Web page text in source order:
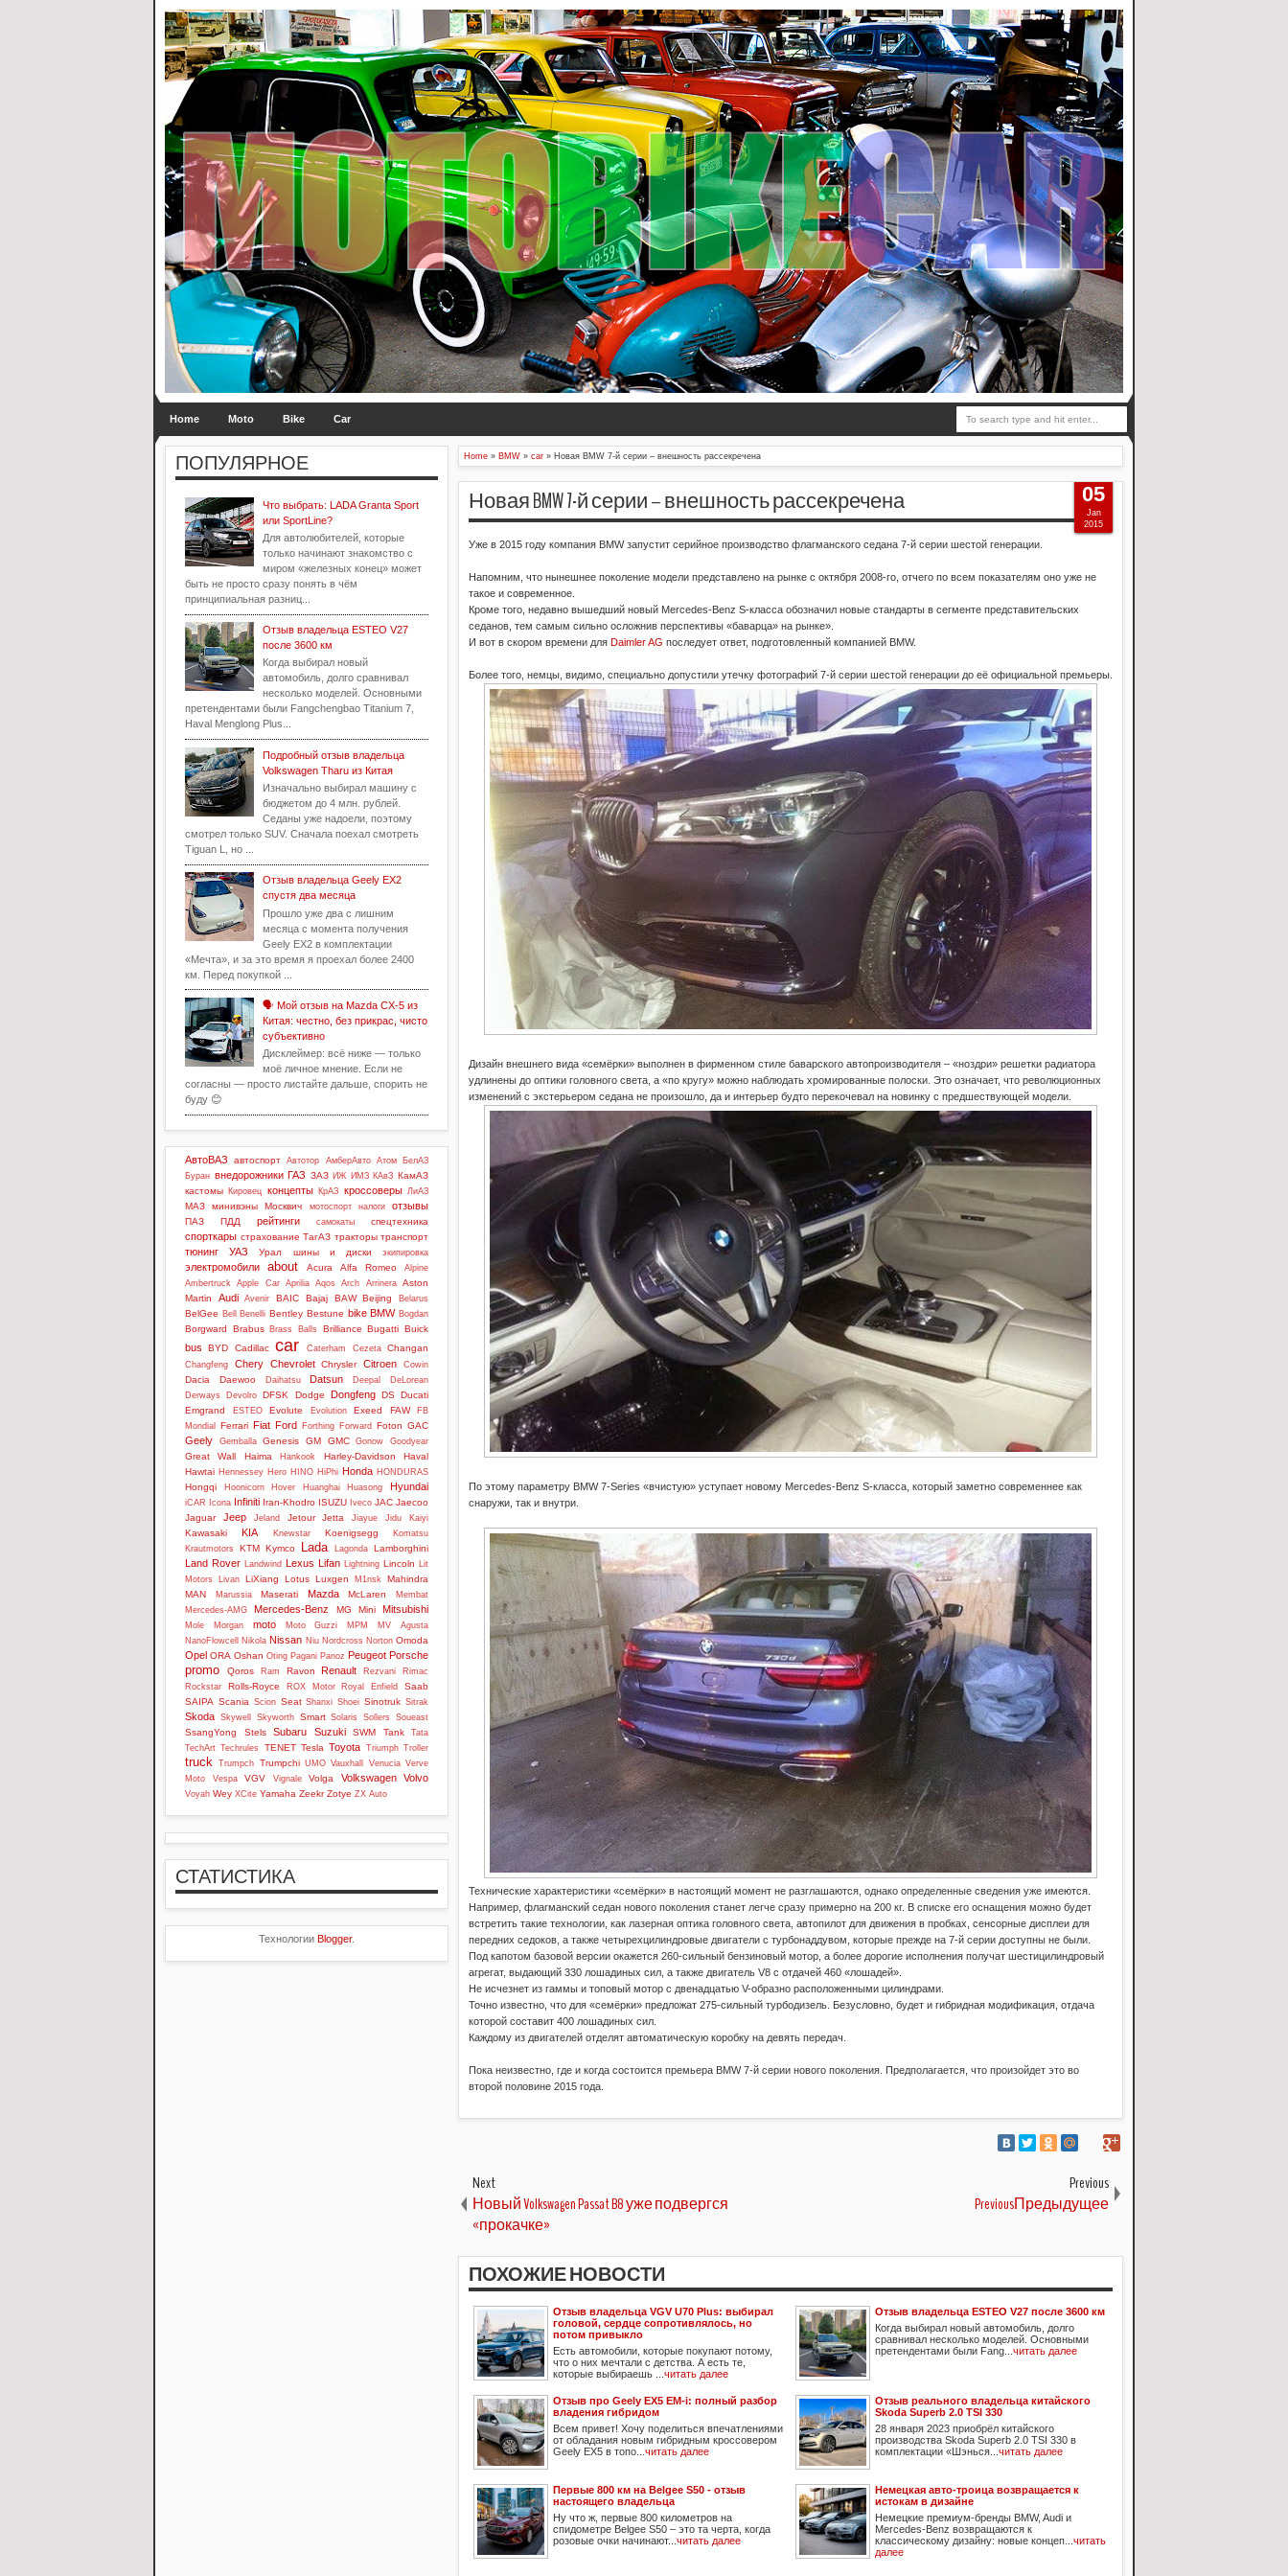
Home Moto Bike Car
Home » BMW » car » Новая BMW 7-й серии – внешность рассекречена
Новая BMW 7-й серии – внешность рассекречена
Уже в 2015 году компания BMW запустит серийное производство флагманского седана 7-й серии шестой генерации.
Напомним, что нынешнее поколение модели представлено на рынке с октября 2008-го, отчего по всем показателям оно уже не
такое и современное.
Кроме того, недавно вышедший новый Mercedes-Benz S-класса обозначил новые стандарты в сегменте представительских
седанов, тем самым сильно осложнив перспективы «баварца» на рынке».
И вот в скором времени для Daimler AG последует ответ, подготовленный компанией BMW.
Более того, немцы, видимо, специально допустили утечку фотографий 7-й серии шестой генерации до её официальной премьеры.
Дизайн внешнего вида «семёрки» выполнен в фирменном стиле баварского автопроизводителя – «ноздри» решетки радиатора
удлинены до оптики головного света, а «по кругу» можно наблюдать хромированные полоски. Это означает, что революционных
изменений с экстерьером седана не произошло, да и интерьер будто перекочевал на новинку с предшествующей модели.
По этому параметру BMW 7-Series «вчистую» уступает новому Mercedes-Benz S-класса, который заметно современнее как
снаружи, так и внутри.
Технические характеристики «семёрки» в настоящий момент не разглашаются, однако определенные сведения уже имеются.
Например, флагманский седан нового поколения станет легче сразу примерно на 200 кг. В списке его оснащения можно будет
встретить такие технологии, как лазерная оптика головного света, автопилот для движения в пробках, сенсорные дисплеи для
передних седоков, а также четырехцилиндровые двигатели с турбонаддувом, которые прежде на 7-й серии доступны не были.
Под капотом базовой версии окажется 260-сильный бензиновый мотор, а более дорогие исполнения получат шестицилиндровый
агрегат, выдающий 330 лошадиных сил, а также двигатель V8 с отдачей 460 «лошадей».
Не исчезнет из гаммы и топовый мотор с двенадцатью V-образно расположенными цилиндрами.
Точно известно, что для «семёрки» предложат 275-сильный турбодизель. Безусловно, будет и гибридная модификация, отдача
которой составит 400 лошадиных сил.
Каждому из двигателей отделят автоматическую коробку на девять передач.
Пока неизвестно, где и когда состоится премьера BMW 7-й серии нового поколения. Предполагается, что произойдет это во
второй половине 2015 года.
05
Jan
2015
Next
Новый Volkswagen Passat B8 уже подвергся
«прокачке»
Previous
PreviousПредыдущее
ПОХОЖИЕ НОВОСТИ
Отзыв владельца VGV U70 Plus: выбирал
головой, сердце сопротивлялось, но
потом привыкло
Есть автомобили, которые покупают потому,
что о них мечтали с детства. А есть те,
которые выбираешь ... читать далее
Отзыв владельца ESTEO V27 после 3600 км
Когда выбирал новый автомобиль, долго
сравнивал несколько моделей. Основными
претендентами были Fang... читать далее
Отзыв про Geely EX5 EM-i: полный разбор
владения гибридом
Всем привет! Хочу поделиться впечатлениями
от обладания новым гибридным кроссовером
Geely EX5 в топо... читать далее
Отзыв реального владельца китайского
Skoda Superb 2.0 TSI 330
28 января 2023 приобрёл китайского
производства Skoda Superb 2.0 TSI 330 в
комплектации «Шэнься... читать далее
Первые 800 км на Belgee S50 - отзыв
настоящего владельца
Ну что ж, первые 800 километров на
спидометре Belgee S50 – это та черта, когда
розовые очки начинают... читать далее
Немецкая авто-троица возвращается к
истокам в дизайне
Немецкие премиум-бренды BMW, Audi и
Mercedes-Benz возвращаются к
классическому дизайну: новые концеп... читать
далее
ПОПУЛЯРНОЕ
Что выбрать: LADA Granta Sport
или SportLine?
Для автолюбителей, которые
только начинают знакомство с
миром «железных конец» может
быть не просто сразу понять в чём
принципиальная разниц...
Отзыв владельца ESTEO V27
после 3600 км
Когда выбирал новый
автомобиль, долго сравнивал
несколько моделей. Основными
претендентами были Fangchengbao Titanium 7,
Haval Menglong Plus...
Подробный отзыв владельца
Volkswagen Tharu из Китая
Изначально выбирал машину с
бюджетом до 4 млн. рублей.
Седаны уже надоели, поэтому
смотрел только SUV. Сначала поехал смотреть
Tiguan L, но ...
Отзыв владельца Geely EX2
спустя два месяца
Прошло уже два с лишним
месяца с момента получения
Geely EX2 в комплектации
«Мечта», и за это время я проехал более 2400
км. Перед покупкой ...
🗣️ Мой отзыв на Mazda CX-5 из
Китая: честно, без прикрас, чисто
субъективно
Дисклеймер: всё ниже — только
моё личное мнение. Если не
согласны — просто листайте дальше, спорить не
буду 😊
АвтоВАЗ автоспорт Автотор АмберАвто Атом
БелАЗ
Буран внедорожники ГАЗ ЗАЗ ИЖ ИМЗ КАвЗ КамАЗ
кастомы Кировец концепты КрАЗ кроссоверы ЛиАЗ
МАЗ минивэны Москвич мотоспорт налоги отзывы
ПАЗ ПДД рейтинги самокаты спецтехника
спорткары страхование ТагАЗ тракторы транспорт
тюнинг УАЗ Урал шины и диски экипировка
электромобили about Acura Alfa Romeo
Alpine
Ambertruck
Apple Car Aprilia Aqos Arch Arrinera
Aston
Martin
Audi Avenir BAIC Bajaj BAW Beijing Belarus
BelGee Bell Benelli Bentley Bestune bike BMW Bogdan
Borgward Brabus Brass Balls Brilliance Bugatti Buick
bus BYD Cadillac car Caterham Cezeta Changan
Changfeng Chery Chevrolet Chrysler Citroen Cowin
Dacia Daewoo Daihatsu Datsun Deepal
DeLorean
Derways
Devolro DFSK Dodge Dongfeng DS Ducati
Emgrand
ESTEO Evolute Evolution Exeed FAW
FB
Mondial
Ferrari Fiat Ford Forthing Forward Foton GAC
Geely Gemballa Genesis GM GMC Gonow Goodyear
Great Wall Haima Hankook Harley-Davidson
Haval
Hawtai Hennessey Hero HINO HiPhi Honda HONDURAS
Hongqi Hoonicorn Hover Huanghai Huasong Hyundai
iCAR Icona Infiniti Iran-Khodro ISUZU Iveco JAC Jaecoo
Jaguar
Jeep Jeland Jetour Jetta Jiayue Jidu Kaiyi
Kawasaki KIA Knewstar Koenigsegg
Komatsu
Krautmotors KTM Kymco Lada Lagonda Lamborghini
Land Rover Landwind Lexus Lifan Lightning Lincoln Lit
Motors
Livan LiXiang Lotus Luxgen M1nsk Mahindra
MAN
Marussia Maserati Mazda McLaren
Membat
Mercedes-AMG
Mercedes-Benz MG Mini Mitsubishi
Mole Morgan moto Moto Guzzi MPM
MV Agusta
NanoFlowcell
Nikola Nissan Niu Nordcross Norton Omoda
Opel ORA Oshan Oting Pagani Panoz Peugeot Porsche
promo Qoros Ram Ravon Renault Rezvani
Rimac
Rockstar
Rolls-Royce ROX Motor Royal Enfield
Saab
SAIPA Scania Scion Seat Shanxi Shoei Sinotruk Sitrak
Skoda Skywell Skyworth Smart Solaris Sollers Soueast
SsangYong Stels Subaru Suzuki SWM Tank
Tata
TechArt Techrules TENET Tesla Toyota Triumph Troller
truck Trumpch Trumpchi UMO Vauxhall Venucia Verve
Moto
Vespa VGV Vignale Volga Volkswagen Volvo
Voyah Wey XCite Yamaha Zeekr Zotye ZX Auto
СТАТИСТИКА
Технологии Blogger.